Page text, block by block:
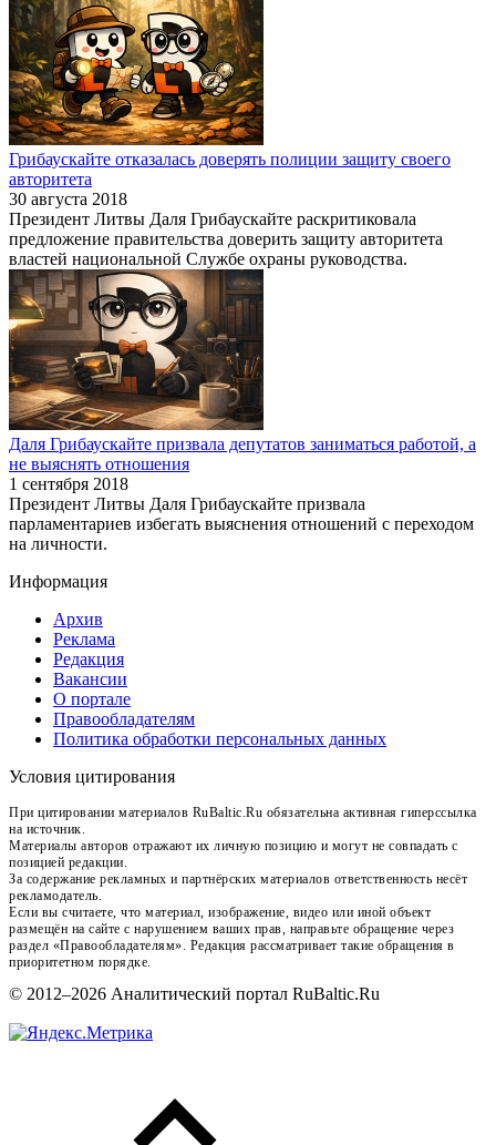
Грибаускайте отказалась доверять полиции защиту своего
авторитета
30 августа 2018
Президент Литвы Даля Грибаускайте раскритиковала
предложение правительства доверить защиту авторитета
властей национальной Службе охраны руководства.
Даля Грибаускайте призвала депутатов заниматься работой, а
не выяснять отношения
1 сентября 2018
Президент Литвы Даля Грибаускайте призвала
парламентариев избегать выяснения отношений с переходом
на личности.
Информация
Архив
Реклама
Редакция
Вакансии
О портале
Правообладателям
Политика обработки персональных данных
Условия цитирования
При цитировании материалов RuBaltic.Ru обязательна активная гиперссылка
на источник.
Материалы авторов отражают их личную позицию и могут не совпадать с
позицией редакции.
За содержание рекламных и партнёрских материалов ответственность несёт
рекламодатель.
Если вы считаете, что материал, изображение, видео или иной объект
размещён на сайте с нарушением ваших прав, направьте обращение через
раздел «Правообладателям». Редакция рассматривает такие обращения в
приоритетном порядке.
© 2012–2026 Аналитический портал RuBaltic.Ru